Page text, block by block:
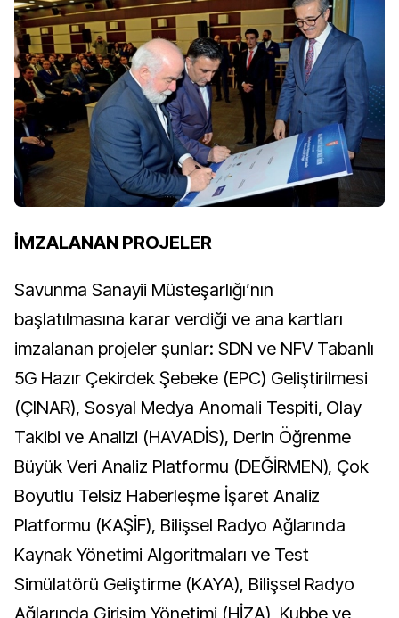
İMZALANAN PROJELER
Savunma Sanayii Müsteşarlığı’nın
başlatılmasına karar verdiği ve ana kartları
imzalanan projeler şunlar: SDN ve NFV Tabanlı
5G Hazır Çekirdek Şebeke (EPC) Geliştirilmesi
(ÇINAR), Sosyal Medya Anomali Tespiti, Olay
Takibi ve Analizi (HAVADİS), Derin Öğrenme
Büyük Veri Analiz Platformu (DEĞİRMEN), Çok
Boyutlu Telsiz Haberleşme İşaret Analiz
Platformu (KAŞİF), Bilişsel Radyo Ağlarında
Kaynak Yönetimi Algoritmaları ve Test
Simülatörü Geliştirme (KAYA), Bilişsel Radyo
Ağlarında Girişim Yönetimi (HİZA), Kubbe ve